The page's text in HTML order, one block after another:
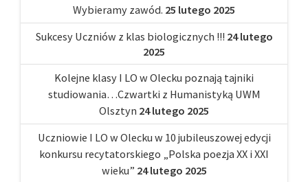
Wybieramy zawód. 25 lutego 2025
Sukcesy Uczniów z klas biologicznych !!! 24 lutego
2025
Kolejne klasy I LO w Olecku poznają tajniki
studiowania…Czwartki z Humanistyką UWM
Olsztyn 24 lutego 2025
Uczniowie I LO w Olecku w 10 jubileuszowej edycji
konkursu recytatorskiego „Polska poezja XX i XXI
wieku” 24 lutego 2025